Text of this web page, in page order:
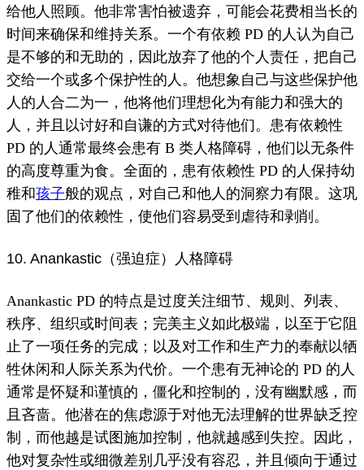
给他人照顾。 他非常害怕被遗弃，可能会花费相当长的
时间来确保和维持关系。 一个有依赖 PD 的人认为自己
是不够的和无助的，因此放弃了他的个人责任，把自己
交给一个或多个保护性的人。 他想象自己与这些保护他
人的人合二为一，他将他们理想化为有能力和强大的
人，并且以讨好和自谦的方式对待他们。 患有依赖性
PD 的人通常最终会患有 B 类人格障碍，他们以无条件
的高度尊重为食。 全面的， 患有依赖性 PD 的人保持幼
稚和孩子般的观点，对自己和他人的洞察力有限。 这巩
固了他们的依赖性，使他们容易受到虐待和剥削。
10. Anankastic（强迫症）人格障碍
Anankastic PD 的特点是过度关注细节、规则、列表、
秩序、组织或时间表； 完美主义如此极端，以至于它阻
止了一项任务的完成； 以及对工作和生产力的奉献以牺
牲休闲和人际关系为代价。 一个患有无神论的 PD 的人
通常是怀疑和谨慎的，僵化和控制的，没有幽默感，而
且吝啬。 他潜在的焦虑源于对他无法理解的世界缺乏控
制，而他越是试图施加控制，他就越感到失控。
因此，
他对复杂性或细微差别几乎没有容忍，并且倾向于通过